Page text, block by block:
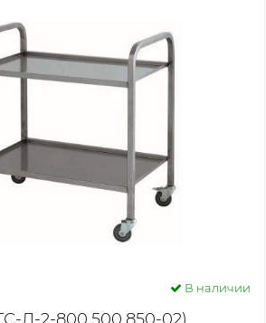
В наличии